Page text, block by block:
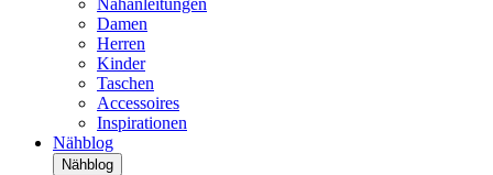
Nähanleitungen
Damen
Herren
Kinder
Taschen
Accessoires
Inspirationen
Nähblog
Nähblog